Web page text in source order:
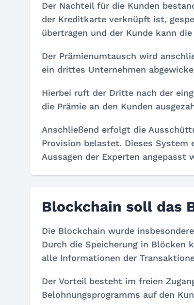
Der Nachteil für die Kunden
der Kreditkarte verknüpft ist,
übertragen und der Kunde kann
Der Prämienumtausch wird
ein drittes Unternehmen
Hierbei ruft der Dritte nach der
die Prämie an den Kunden
Anschließend erfolgt die
Provision belastet. Dieses
Aussagen der Experten angepasst
Blockchain soll das
Die Blockchain wurde
Durch die Speicherung in Blöcken
alle Informationen der
Der Vorteil besteht im freien
Belohnungsprogramms auf den